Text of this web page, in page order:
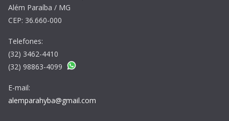
Além Paraíba / MG
CEP: 36.660-000
Telefones:
(32) 3462-4410
(32) 98863-4099
E-mail:
alemparahyba@gmail.com